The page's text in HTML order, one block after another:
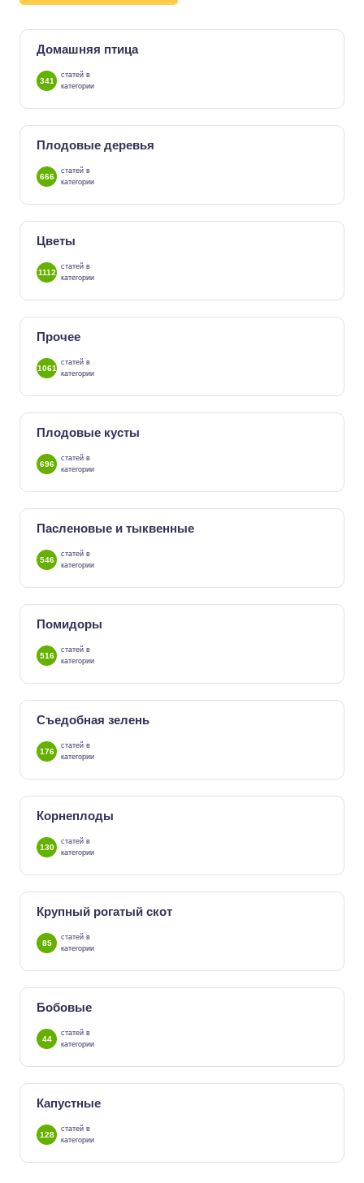
Домашняя птица
341
статей в
категории
Плодовые деревья
666
статей в
категории
Цветы
1112
статей в
категории
Прочее
1061
статей в
категории
Плодовые кусты
696
статей в
категории
Пасленовые и тыквенные
546
статей в
категории
Помидоры
516
статей в
категории
Съедобная зелень
176
статей в
категории
Корнеплоды
130
статей в
категории
Крупный рогатый скот
85
статей в
категории
Бобовые
44
статей в
категории
Капустные
128
статей в
категории